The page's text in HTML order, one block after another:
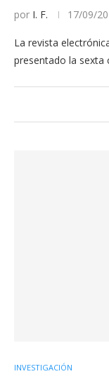
por I. F. 17/09/
La revista
presentado la
INVESTIGACIÓN